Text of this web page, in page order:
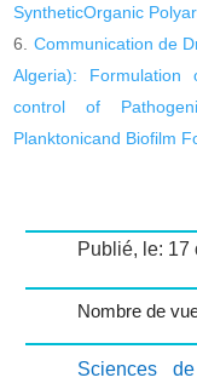
SyntheticOrganic
Communication de
Algeria):
control of
Planktonicand Biofilm
Publié, le: 17
Nombre de
Sciences